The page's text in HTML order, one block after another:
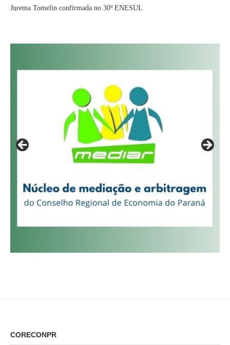
Jurema Tomelin confirmada no 30º ENESUL
CORECONPR